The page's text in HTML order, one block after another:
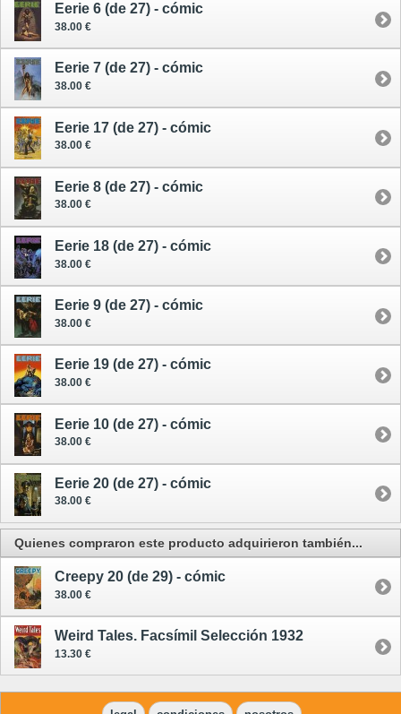
Eerie 6 (de 27) - cómic
38.00 €
Eerie 7 (de 27) - cómic
38.00 €
Eerie 17 (de 27) - cómic
38.00 €
Eerie 8 (de 27) - cómic
38.00 €
Eerie 18 (de 27) - cómic
38.00 €
Eerie 9 (de 27) - cómic
38.00 €
Eerie 19 (de 27) - cómic
38.00 €
Eerie 10 (de 27) - cómic
38.00 €
Eerie 20 (de 27) - cómic
38.00 €
Quienes compraron este producto adquirieron también...
Creepy 20 (de 29) - cómic
38.00 €
Weird Tales. Facsímil Selección 1932
13.30 €